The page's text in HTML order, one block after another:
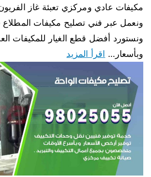
مكيفات عادي ومركزي تعبئة غاز
ونعمل عبر فني تصليح مكيفات
ونستورد أفضل قطع الغيار للمكيفات
وبأسعار… اقرأ المزيد